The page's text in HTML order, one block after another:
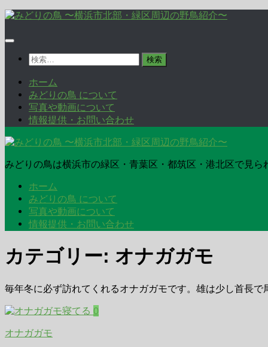
コ
テ
プ
検
ホーム
みどりの鳥 について
写真や動画について
情報提供・お問い合わせ
みどりの鳥は横浜市の緑区・青葉区・都筑区・港北区で見ら
ホーム
みどりの鳥 について
写真や動画について
情報提供・お問い合わせ
カテゴリー: オナガガモ
毎年冬に必ず訪れてくれるオナガガモです。雄は少し首長
0
オナガガモ